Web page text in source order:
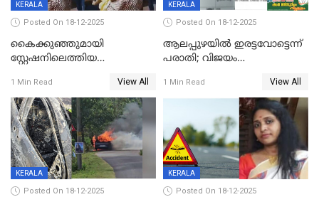
KERALA
Posted On 18-12-2025
കൈക്കുഞ്ഞുമായി
സ്റ്റേഷനിലെത്തിയ
കരണത്തടിച്ചു; CC ടിവി
ദൃശ്യങ്ങൾ പുറത്ത്
1 Min Read View All
KERALA
Posted On 18-12-2025
ആലപ്പുഴയിൽ ഇരട്ടവോട്ടെന്ന്
പരാതി; വിജയം
വാർഡിലെ എൽഡിഎഫ്
സ്ഥാനാർത്ഥി
1 Min Read View All
KERALA
Posted On 18-12-2025
KERALA
Posted On 18-12-2025